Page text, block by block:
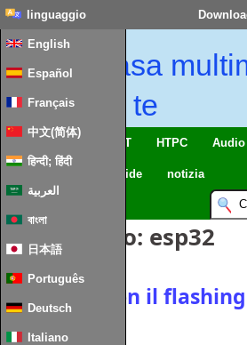
linguaggio
English
Español
Français
中文(简体)
हिन्दी; हिंदी
العربية
বাংলা
日本語
Português
Deutsch
Italiano
Casa
da te
Casa intelligente & IoT HTPC Audio
Guide notizia
Tag Articolo: esp32
Problemi con il
un ESP32